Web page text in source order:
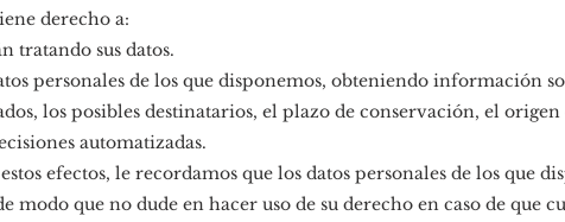
derecho a:
tratando sus datos.
personales de los que disponemos, obteniendo información
los posibles destinatarios, el plazo de conservación, el origen
automatizadas.
efectos, le recordamos que los datos personales de los que
modo que no dude en hacer uso de su derecho en caso de que